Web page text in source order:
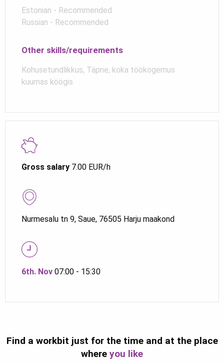
Gross salary 7.00 EUR/h
Nurmesalu tn 9, Saue, 76505 Harju maakond
6th. Nov 07:00 - 15:30
Estonian - Recommended
Russian - Recommended
Other skills/requirements
Kohusetundlikkus, Täpne, koka töökogemus
kuumas köögis
Find a workbit just for the time and at the place
where you like